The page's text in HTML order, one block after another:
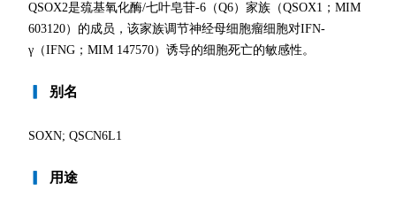
QSOX2是巯基氧化酶/七叶皂苷-6（Q6）家族（QSOX1；MIM
603120）的成员，该家族调节神经母细胞瘤细胞对IFN-
γ（IFNG；MIM 147570）诱导的细胞死亡的敏感性。
别名
SOXN; QSCN6L1
用途